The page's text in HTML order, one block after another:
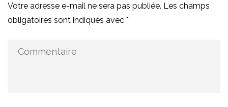
Votre adresse e-mail ne sera pas publiée. Les champs
obligatoires sont indiqués avec *